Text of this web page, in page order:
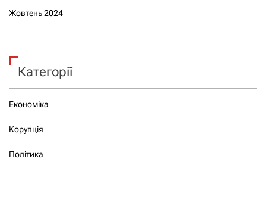
Жовтень 2024
Категорії
Економіка
Корупція
Політика